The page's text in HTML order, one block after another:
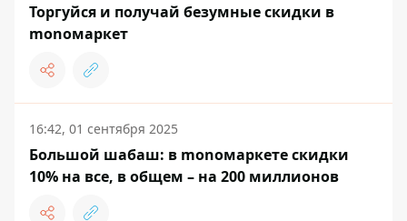
Торгуйся и получай безумные скидки в
monoмаркет
16:42, 01 сентября 2025
Большой шабаш: в monoмаркете скидки
10% на все, в общем – на 200 миллионов